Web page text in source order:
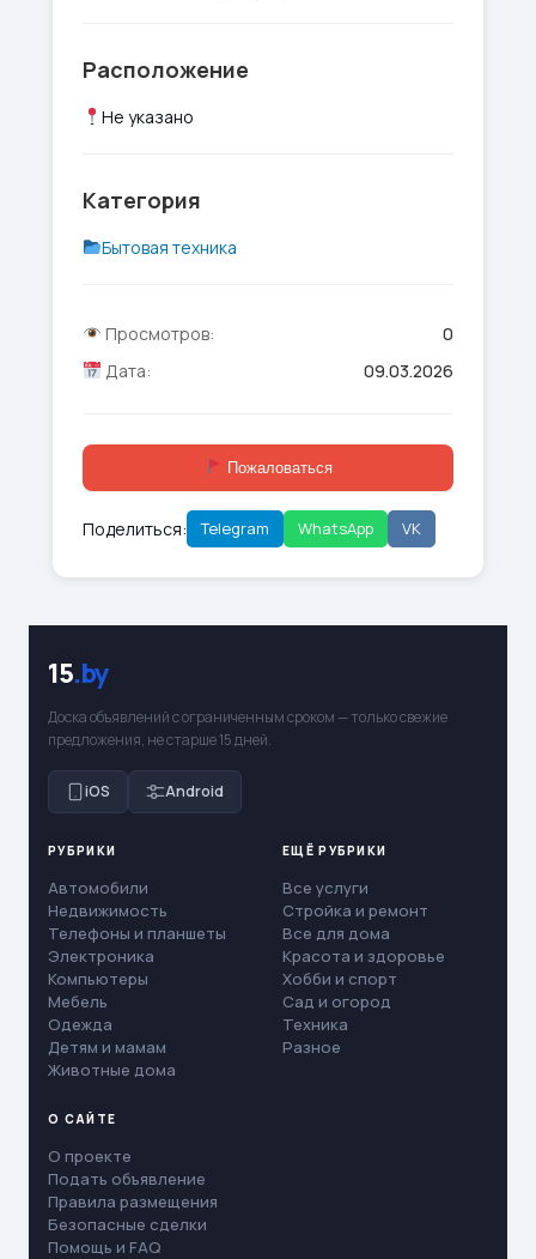
Расположение
Не указано
Категория
Бытовая техника
Просмотров:
0
Дата:
09.03.2026
Пожаловаться
Поделиться: Telegram WhatsApp VK
15.by
Доска объявлений с ограниченным сроком — только свежие
предложения, не старше 15 дней.
iOS Android
РУБРИКИ
Автомобили
Недвижимость
Телефоны и планшеты
Электроника
Компьютеры
Мебель
Одежда
Детям и мамам
Животные дома
ЕЩЁ РУБРИКИ
Все услуги
Стройка и ремонт
Все для дома
Красота и здоровье
Хобби и спорт
Сад и огород
Техника
Разное
О САЙТЕ
О проекте
Подать объявление
Правила размещения
Безопасные сделки
Помощь и FAQ